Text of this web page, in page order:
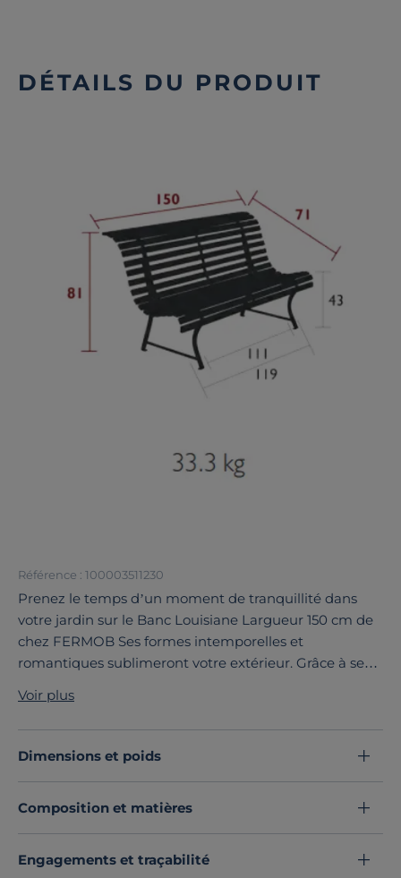
DÉTAILS DU PRODUIT
Référence : 100003511230
Prenez le temps d’un moment de tranquillité dans
votre jardin sur le Banc Louisiane Largueur 150 cm de
chez FERMOB Ses formes intemporelles et
romantiques sublimeront votre extérieur. Grâce à ses
aluminium, ce banc robuste peut accueillir jusqu’à 3
personnes assises grâce à sa largueur de 150 cm. Ce
banc a été conçu dans un souci de résistance. Il sera
Découvrez toute notre sélection :
Voir plus
Dimensions et poids
Composition et matières
Engagements et traçabilité